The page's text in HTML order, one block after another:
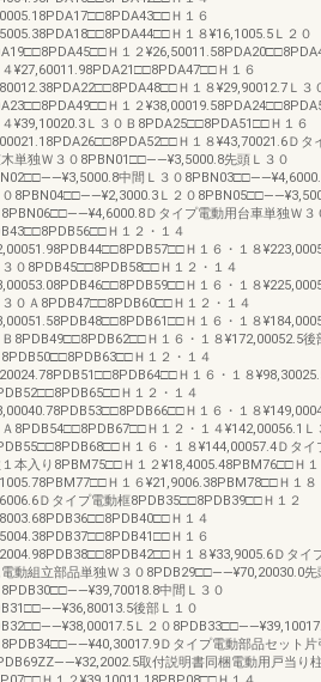
Ｈ１６
Ｈ１８¥16,1005.5Ｌ２０
Ｈ１２
４¥27,60011.98PDA21□□8PDA47□□Ｈ１６
Ｈ１８¥29,90012.7Ｌ３
Ｈ１２
４¥39,10020.3Ｌ３０Ｂ8PDA25□□8PDA51□□Ｈ１６
Ｈ１８¥43,70021.6Ｄタ
単独Ｗ３０8PBN01□□――¥3,5000.8先頭Ｌ３０
中間Ｌ３０
０8PBN04□□――¥2,3000.3Ｌ２０
8PBN06□□――¥4,6000.8Ｄタイプ電動用台車単独Ｗ３
Ｈ１２・１４
Ｈ１６・１８
０8PDB45□□8PDB58□□Ｈ１２・１４
Ｈ１６・１８
０Ａ8PDB47□□8PDB60□□Ｈ１２・１４
Ｈ１６・１８
Ｂ8PDB49□□8PDB62□□Ｈ１６・１８¥172,00052.5後
8PDB50□□8PDB63□□Ｈ１２・１４
Ｈ１６・１８
Ｈ１２・１４
Ｈ１６・１８
Ａ8PDB54□□8PDB67□□Ｈ１２・１４¥142,00056.1Ｌ
Ｈ１６・１８¥144,00057.4Ｄタイ
１本入り8PBM75□□Ｈ１２¥18,4005.48PBM76□□Ｈ１
Ｈ１６¥21,9006.38PBM78□□Ｈ１８
Ｄタイプ電動框8PDB35□□8PDB39□□Ｈ１２
Ｈ１４
Ｈ１６
Ｈ１８¥33,9005.6Ｄタイ
動組立部品単独Ｗ３０8PDB29□□――¥70,20030.0先
8PDB30□□――¥39,70018.8中間Ｌ３０
後部Ｌ１０
Ｌ２０
8PDB34□□――¥40,30017.9Ｄタイプ電動部品セット片
取付説明書同梱電動用戸当り柱